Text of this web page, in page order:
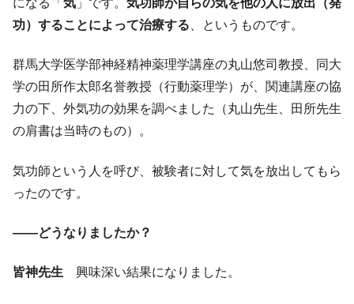
功）することによって治療する 、というものです。
群馬大学医学部神経精神薬理学講座の丸山悠司教授、同大
学の田所作太郎名誉教授（行動薬理学）が、関連講座の協
力の下、外気功の効果を調べました（丸山先生、田所先生
の肩書は当時のもの）。
気功師という人を呼び、被験者に対して気を放出してもら
ったのです。
――どうなりましたか？
皆神先生 興味深い結果になりました。